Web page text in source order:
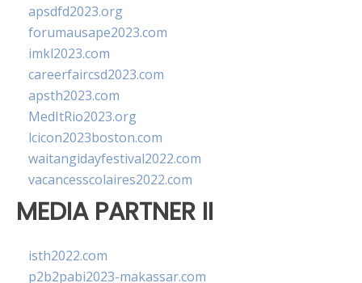
apsdfd2023.org
forumausape2023.com
imkl2023.com
careerfaircsd2023.com
apsth2023.com
MedItRio2023.org
lcicon2023boston.com
waitangidayfestival2022.com
vacancesscolaires2022.com
MEDIA PARTNER II
isth2022.com
p2b2pabi2023-makassar.com